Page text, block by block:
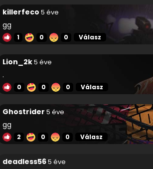
killerfeco 5 éve
gg
1 0 0 Válasz
Lion_2k5 éve
.
0 0 0 Válasz
Ghostrider 5 éve
gg
2 0 0 Válasz
deadless565 éve